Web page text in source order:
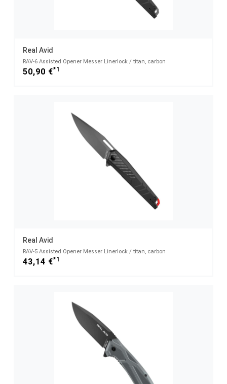
Real Avid
RAV-6 Assisted Opener Messer Linerlock / titan, carbon
50,90 €*1
Real Avid
RAV-5 Assisted Opener Messer Linerlock / titan, carbon
43,14 €*1